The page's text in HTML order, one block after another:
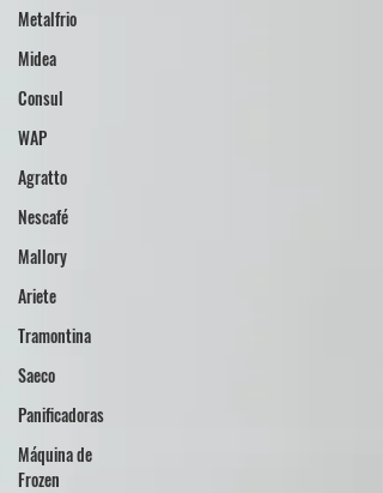
Metalfrio
Midea
Consul
WAP
Agratto
Nescafé
Mallory
Ariete
Tramontina
Saeco
Panificadoras
Máquina de
Frozen